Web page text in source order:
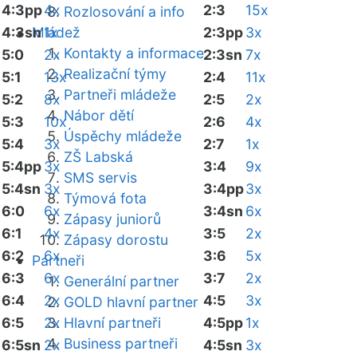
Rozlosování a info
Mládež
Kontakty a informace
Realizační týmy
Partneři mládeže
Nábor dětí
Úspěchy mládeže
ZŠ Labská
SMS servis
Týmová fota
Zápasy juniorů
Zápasy dorostu
Partneři
Generální partner
GOLD hlavní partner
Hlavní partneři
Business partneři
4:3pp4x
4:3sn1x
5:0
2x
5:1
13x
5:2
8x
5:3
10x
5:4
3x
5:4pp3x
5:4sn 3x
6:0
6x
6:1
4x
6:2
6x
6:3
6x
6:4
2x
6:5
2x
6:5sn 2x
2:3
15x
2:3pp3x
2:3sn 7x
2:4
11x
2:5
2x
2:6
4x
2:7
1x
3:4
9x
3:4pp3x
3:4sn 6x
3:5
2x
3:6
5x
3:7
2x
4:5
3x
4:5pp1x
4:5sn 3x